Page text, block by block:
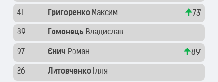
41 Григоренко Максим 73'
89 Гомонець Владислав
97 Єнич Роман 89'
26 Литовченко Ілля